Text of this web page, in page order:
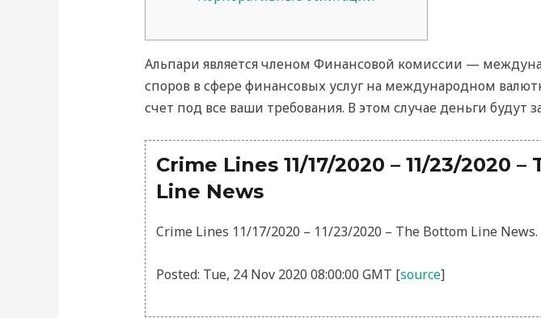
Альпари является членом Финансовой комиссии —
споров в сфере финансовых услуг на международном
счет под все ваши требования. В этом случае деньги
Crime Lines 11/17/2020 – 11/23/2020
Line News
Crime Lines 11/17/2020 – 11/23/2020 – The Bottom Line News.
Posted: Tue, 24 Nov 2020 08:00:00 GMT [source]